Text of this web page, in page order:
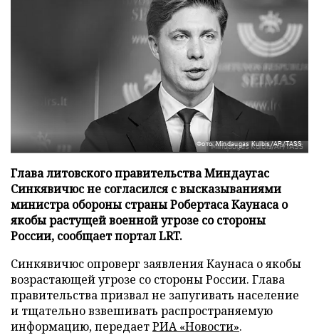
Фото: Mindaugas Kulbis/AP/TASS
Глава литовского правительства Миндаугас
Синкявичюс не согласился с высказываниями
министра обороны страны Робертаса Каунаса о
якобы растущей военной угрозе со стороны
России, сообщает портал LRT.
Синкявичюс опроверг заявления Каунаса о якобы
возрастающей угрозе со стороны России. Глава
правительства призвал не запугивать население
и тщательно взвешивать распространяемую
информацию, передаетРИА «Новости».